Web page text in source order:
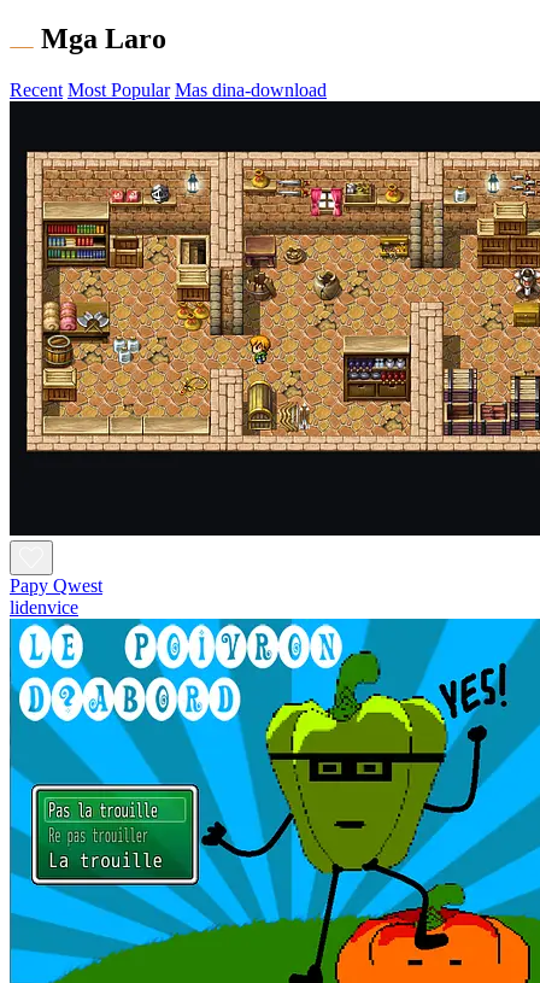
Mga Laro
Recent Most Popular Mas dina-download
Papy Qwest
lidenvice